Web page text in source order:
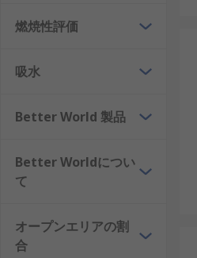
燃焼性評価
吸水
Better World 製品
Better Worldについ
て
オープンエリアの割
合